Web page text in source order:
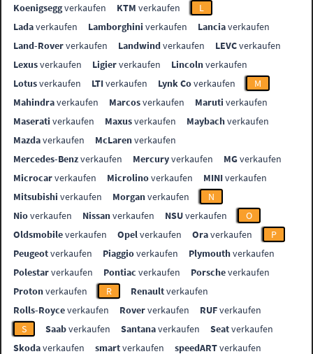
Koenigseggverkaufen KTM verkaufen
L
Ladaverkaufen Lamborghini verkaufen Lanciaverkaufen
Land-Roververkaufen Landwindverkaufen LEVCverkaufen
Lexusverkaufen Ligierverkaufen Lincolnverkaufen
Lotusverkaufen LTIverkaufen Lynk Coverkaufen
M
Mahindraverkaufen Marcosverkaufen Maruti verkaufen
Maserati verkaufen Maxusverkaufen Maybachverkaufen
Mazdaverkaufen McLarenverkaufen
Mercedes-Benzverkaufen Mercuryverkaufen MGverkaufen
Microcarverkaufen Microlinoverkaufen MINIverkaufen
Mitsubishi verkaufen Morganverkaufen
N
Nioverkaufen Nissanverkaufen NSUverkaufen
O
Oldsmobileverkaufen Opelverkaufen Oraverkaufen
P
Peugeotverkaufen Piaggioverkaufen Plymouthverkaufen
Polestarverkaufen Pontiac verkaufen Porscheverkaufen
Protonverkaufen R Renaultverkaufen
Rolls-Royceverkaufen Roververkaufen RUFverkaufen
S
Saabverkaufen Santanaverkaufen Seatverkaufen
Skodaverkaufen smartverkaufen speedARTverkaufen